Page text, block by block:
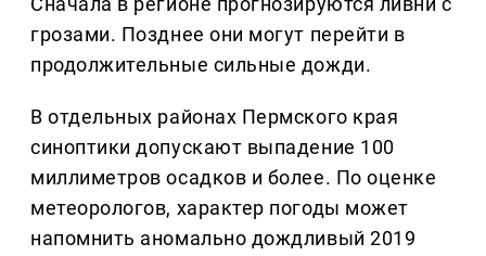
грозами. Позднее они могут перейти в
продолжительные сильные дожди.
В отдельных районах Пермского края
синоптики допускают выпадение 100
миллиметров осадков и более. По оценке
метеорологов, характер погоды может
напомнить аномально дождливый 2019